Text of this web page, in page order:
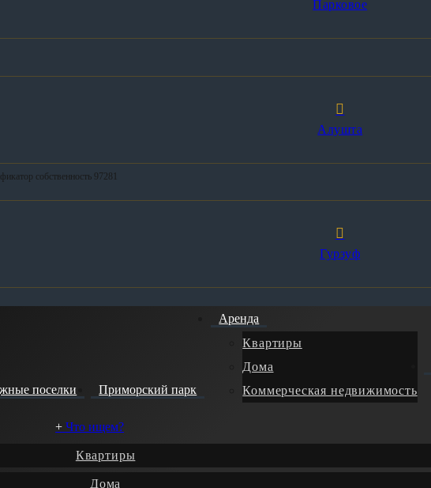
Парковое
Алушта
Гурзуф
поселки Приморский парк
Аренда
Квартиры
Дома
Коммерческая недвижимость
Что ищем?
Квартиры
Дома
собственность 97281